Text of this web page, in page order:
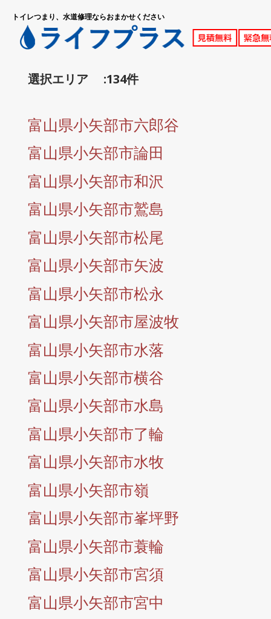
トイレつまり、水道修理ならおまかせください
選択エリア :134件
富山県小矢部市六郎谷
富山県小矢部市論田
富山県小矢部市和沢
富山県小矢部市鷲島
富山県小矢部市松尾
富山県小矢部市矢波
富山県小矢部市松永
富山県小矢部市屋波牧
富山県小矢部市水落
富山県小矢部市横谷
富山県小矢部市水島
富山県小矢部市了輪
富山県小矢部市水牧
富山県小矢部市嶺
富山県小矢部市峯坪野
富山県小矢部市蓑輪
富山県小矢部市宮須
富山県小矢部市宮中